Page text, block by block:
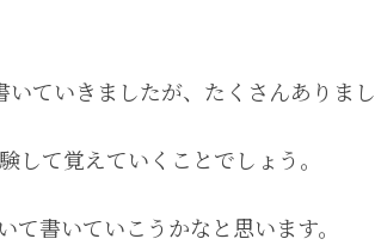
ていきましたが、たくさんありまし
して覚えていくことでしょう。
書いていこうかなと思います。